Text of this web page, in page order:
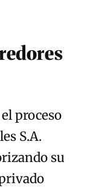
proceso
S.A.
su